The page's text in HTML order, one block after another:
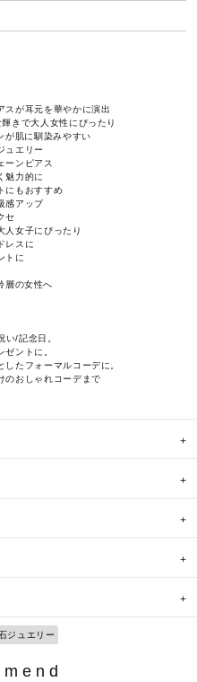
スが耳元を華やかに演出
きで大人女性にぴったり
が肌に馴染みやすい
ュエリー
ーンピアス
魅力的に
にもおすすめ
感アップ
セ
人女子にぴったり
レスに
トに
層の女性へ
い/記念日。
ントに。
したフォーマルコーデに。
のおしゃれコーデまで
ジュエリー